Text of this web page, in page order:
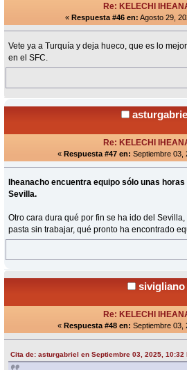
Re: KELECHI
« Respuesta #46 en: Agosto 29,
Vete ya a Turquía y deja hueco, que es lo
en el SFC.
Re: KELECHI
« Respuesta #47 en: Septiembre 03,
Iheanacho encuentra equipo sólo unas
Sevilla.
Otro cara dura qué por fin se ha ido del
pasta sin trabajar, qué pronto ha encontrado
sivigliano
Re: KELECHI
« Respuesta #48 en: Septiembre 03,
Cita de: asturgabriel en Septiembre 03, 2025, 10:32